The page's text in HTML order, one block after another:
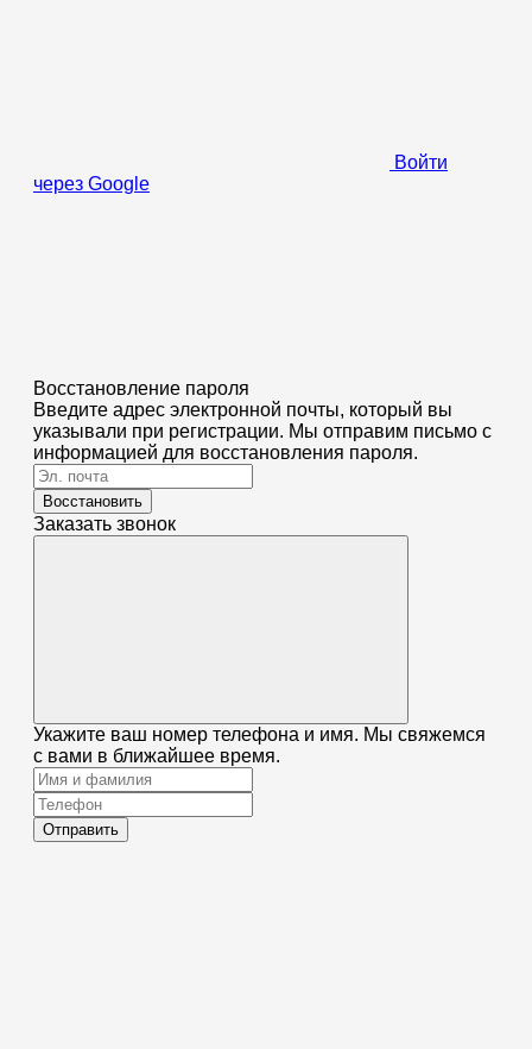
Войти
через Google
Восстановление пароля
Введите адрес электронной почты, который вы
указывали при регистрации. Мы отправим письмо с
информацией для восстановления пароля.
Восстановить
Заказать звонок
Укажите ваш номер телефона и имя. Мы свяжемся
с вами в ближайшее время.
Отправить